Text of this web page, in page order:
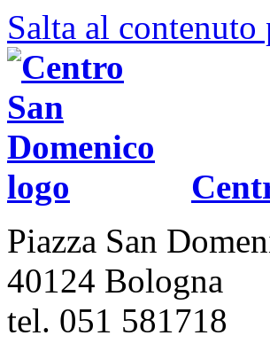
Salta al
Piazza San
40124 Bologna
tel. 051 581718